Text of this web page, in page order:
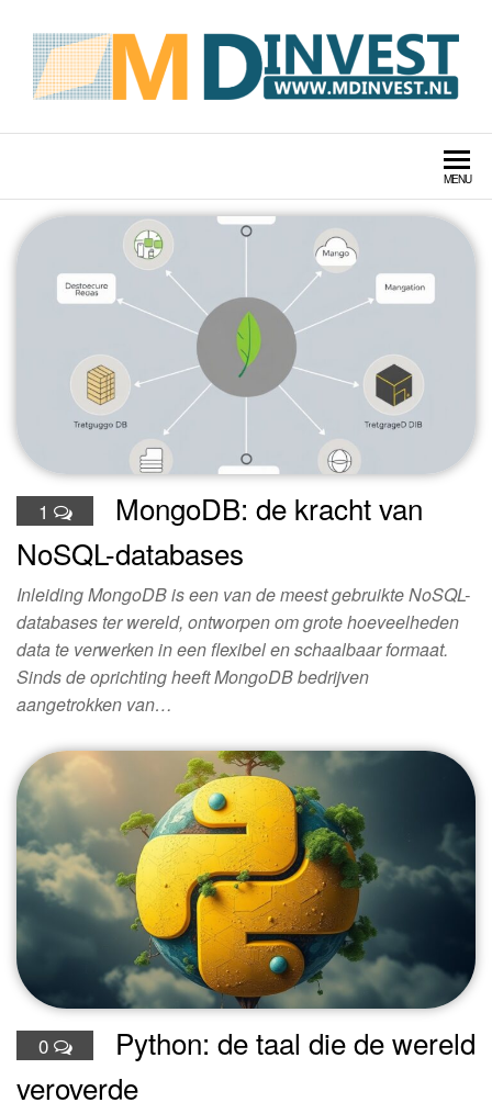
MENU
1
MongoDB: de kracht van
NoSQL-databases
Inleiding MongoDB is een van de meest gebruikte NoSQL-
databases ter wereld, ontworpen om grote hoeveelheden
data te verwerken in een flexibel en schaalbaar formaat.
Sinds de oprichting heeft MongoDB bedrijven
aangetrokken van…
0
Python: de taal die de wereld
veroverde